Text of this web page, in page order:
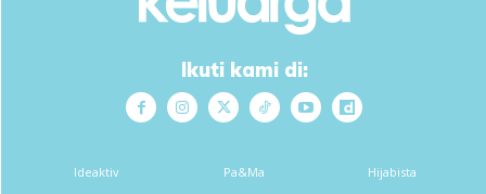
Anda mungkin berminat dengan
Ikuti kami di:
Ideaktiv Pa&Ma Hijabista